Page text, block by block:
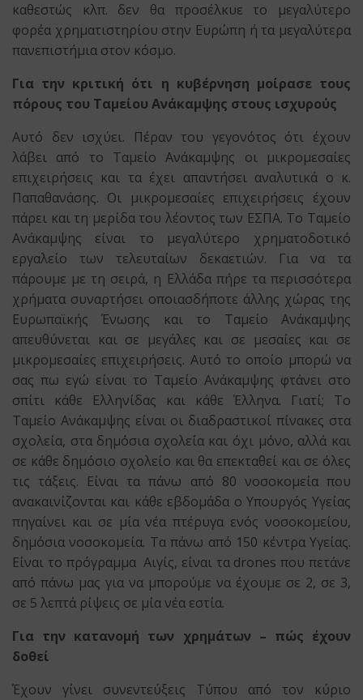
καθεστώς κλπ. δεν θα προσέλκυε το μεγαλύτερο
φορέα χρηματιστηρίου στην Ευρώπη ή τα μεγαλύτερα
πανεπιστήμια στον κόσμο.
Για την κριτική ότι η κυβέρνηση μοίρασε τους
πόρους του Ταμείου Ανάκαμψης στους ισχυρούς
Αυτό δεν ισχύει. Πέραν του γεγονότος ότι έχουν
λάβει από το Ταμείο Ανάκαμψης οι μικρομεσαίες
επιχειρήσεις και τα έχει απαντήσει αναλυτικά ο κ.
Παπαθανάσης. Οι μικρομεσαίες επιχειρήσεις έχουν
πάρει και τη μερίδα του λέοντος των ΕΣΠΑ. Το Ταμείο
Ανάκαμψης είναι το μεγαλύτερο χρηματοδοτικό
εργαλείο των τελευταίων δεκαετιών. Για να τα
πάρουμε με τη σειρά, η Ελλάδα πήρε τα περισσότερα
χρήματα συναρτήσει οποιασδήποτε άλλης χώρας της
Ευρωπαϊκής Ένωσης και το Ταμείο Ανάκαμψης
απευθύνεται και σε μεγάλες και σε μεσαίες και σε
μικρομεσαίες επιχειρήσεις. Αυτό το οποίο μπορώ να
σας πω εγώ είναι το Ταμείο Ανάκαμψης φτάνει στο
σπίτι κάθε Ελληνίδας και κάθε Έλληνα. Γιατί; Το
Ταμείο Ανάκαμψης είναι οι διαδραστικοί πίνακες στα
σχολεία, στα δημόσια σχολεία και όχι μόνο, αλλά και
σε κάθε δημόσιο σχολείο και θα επεκταθεί και σε όλες
τις τάξεις. Είναι τα πάνω από 80 νοσοκομεία που
ανακαινίζονται και κάθε εβδομάδα ο Υπουργός Υγείας
πηγαίνει και σε μία νέα πτέρυγα ενός νοσοκομείου,
δημόσια νοσοκομεία. Τα πάνω από 150 κέντρα Υγείας.
Είναι το πρόγραμμα Αιγίς, είναι τα drones που πετάνε
από πάνω μας για να μπορούμε να έχουμε σε 2, σε 3,
σε 5 λεπτά ρίψεις σε μία νέα εστία.
Για την κατανομή των χρημάτων – πώς έχουν
δοθεί
Έχουν γίνει συνεντεύξεις Τύπου από τον κύριο